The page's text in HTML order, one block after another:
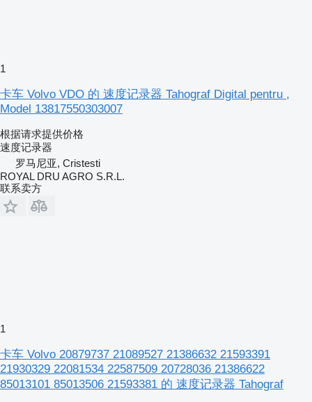
1
卡车 Volvo VDO 的 速度记录器 Tahograf Digital pentru ,
Model 13817550303007
根据请求提供价格
速度记录器
罗马尼亚, Cristesti
ROYAL DRU AGRO S.R.L.
联系卖方
1
卡车 Volvo 20879737 21089527 21386632 21593391
21930329 22081534 22587509 20728036 21386622
85013101 85013506 21593381 的 速度记录器 Tahograf